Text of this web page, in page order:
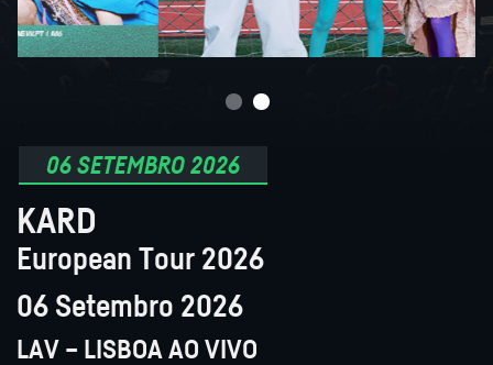
06 SETEMBRO 2026
KARD
European Tour 2026
06 Setembro 2026
LAV – LISBOA AO VIVO